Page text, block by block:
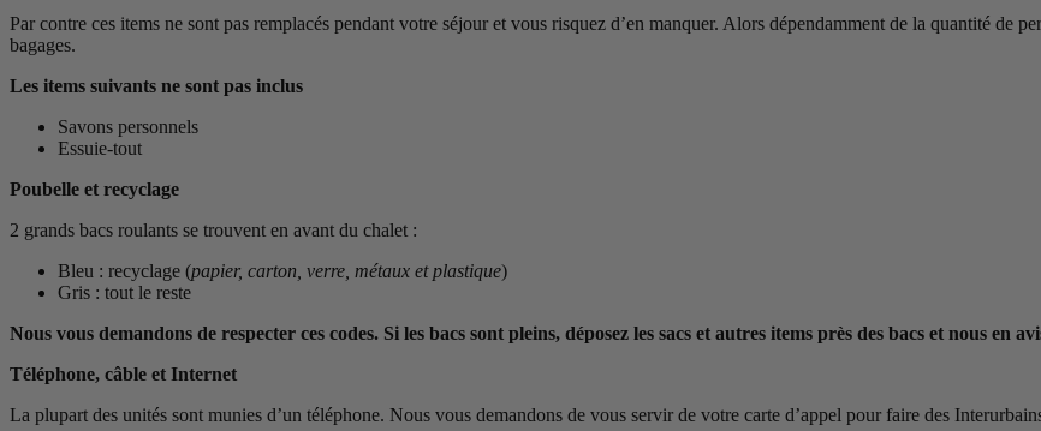
Par contre ces items ne sont pas remplacés pendant votre séjour et vous risquez d’en manquer. Alors dépendamment de la quantité de
bagages.
Les items suivants ne sont pas inclus
Savons personnels
Essuie-tout
Poubelle et recyclage
2 grands bacs roulants se trouvent en avant du chalet :
Bleu : recyclage (papier, carton, verre, métaux et plastique)
Gris : tout le reste
Nous vous demandons de respecter ces codes. Si les bacs sont pleins, déposez les sacs et autres items près des bacs et nous en
Téléphone, câble et Internet
La plupart des unités sont munies d’un téléphone. Nous vous demandons de vous servir de votre carte d’appel pour faire des